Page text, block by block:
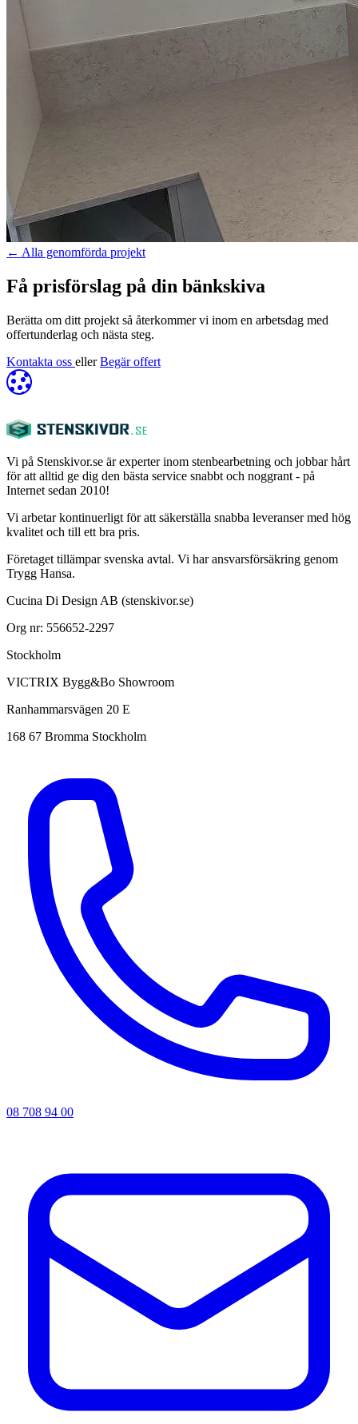
← Alla genomförda projekt
Få prisförslag på din bänkskiva
Berätta om ditt projekt så återkommer vi inom en arbetsdag med
offertunderlag och nästa steg.
Kontakta oss eller Begär offert
Vi på Stenskivor.se är experter inom stenbearbetning och jobbar hårt
för att alltid ge dig den bästa service snabbt och noggrant - på
Internet sedan 2010!
Vi arbetar kontinuerligt för att säkerställa snabba leveranser med hög
kvalitet och till ett bra pris.
Företaget tillämpar svenska avtal. Vi har ansvarsförsäkring genom
Trygg Hansa.
Cucina Di Design AB (stenskivor.se)
Org nr: 556652-2297
Stockholm
VICTRIX Bygg&Bo Showroom
Ranhammarsvägen 20 E
168 67 Bromma Stockholm
08 708 94 00